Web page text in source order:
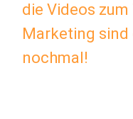
die Videos
Marketing sind
nochmal!